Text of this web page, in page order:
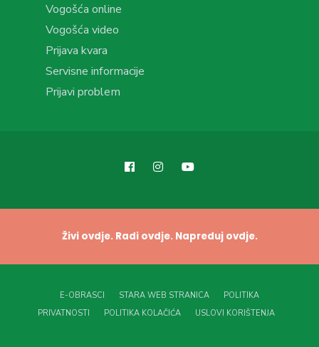
Vogošća online
Vogošća video
Prijava kvara
Servisne informacije
Prijavi problem
Živi ovdje. Radi ovdje. Napreduj ovdje.
E-OBRASCI STARA WEB STRANICA
POLITIKA
PRIVATNOSTI
POLITIKA KOLAČIĆA USLOVI KORIŠTENJA